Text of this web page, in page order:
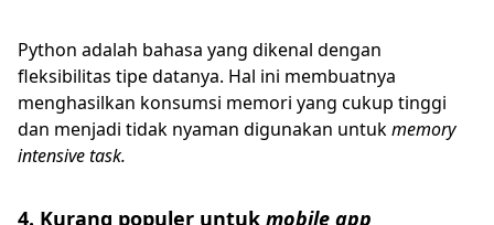
Python adalah bahasa yang dikenal dengan
fleksibilitas tipe datanya. Hal ini membuatnya
menghasilkan konsumsi memori yang cukup tinggi
dan menjadi tidak nyaman digunakan untukmemory
intensive task.
4. Kurang populer untuk mobile app